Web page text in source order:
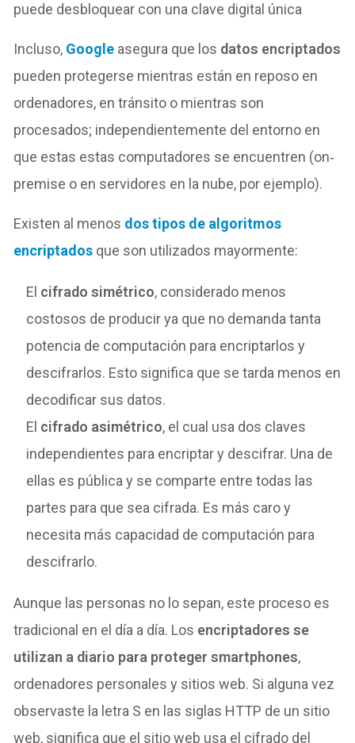
puede desbloquear con una clave digital única
Incluso, Google asegura que los datos encriptados
pueden protegerse mientras están en reposo en
ordenadores, en tránsito o mientras son
procesados; independientemente del entorno en
que estas estas computadores se encuentren (on‐
premise o en servidores en la nube, por ejemplo).
Existen al menos dos tipos de algoritmos
encriptados que son utilizados mayormente:
El cifrado simétrico, considerado menos
costosos de producir ya que no demanda tanta
potencia de computación para encriptarlos y
descifrarlos. Esto significa que se tarda menos en
decodificar sus datos.
El cifrado asimétrico, el cual usa dos claves
independientes para encriptar y descifrar. Una de
ellas es pública y se comparte entre todas las
partes para que sea cifrada. Es más caro y
necesita más capacidad de computación para
descifrarlo.
Aunque las personas no lo sepan, este proceso es
tradicional en el día a día. Los encriptadores se
utilizan a diario para proteger smartphones,
ordenadores personales y sitios web. Si alguna vez
observaste la letra S en las siglas HTTP de un sitio
web, significa que el sitio web usa el cifrado del